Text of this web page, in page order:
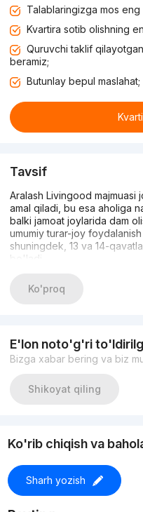
Talablaringizga mos
Kvartira sotib olishning
Quruvchi taklif
beramiz;
Butunlay bepul maslahat;
Tavsif
Aralash Livingood
amal qiladi, bu esa aholiga
balki jamoat joylarida dam
umumiy turar-joy
shuningdek, 13 va 14-
bo'ladi.
Ko'proq
E'lon noto'g'ri
Bizga xabar bering va biz
Shikoyat qiling
Ko'rib chiqish va
Sharh yozish